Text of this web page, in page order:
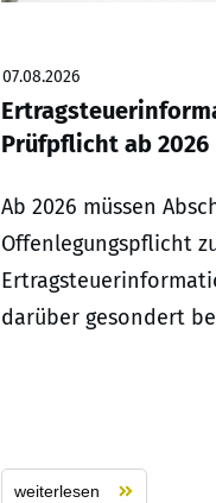
07.08.2026
Prüfpflicht ab 2026
Ab 2026 müssen
Offenlegungspflicht
darüber gesondert
weiterlesen